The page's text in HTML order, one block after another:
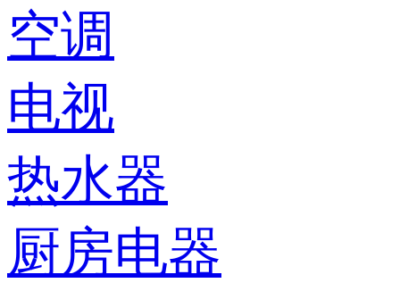
空调
电视
热水器
厨房电器